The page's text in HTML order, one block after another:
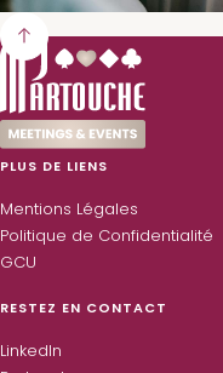
PLUS DE LIENS
Mentions Légales
Politique de Confidentialité
GCU
RESTEZ EN CONTACT
LinkedIn